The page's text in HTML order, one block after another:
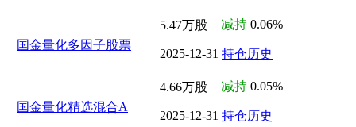
国金量化多因子股票
5.47万股
2025-12-31
减持 0.06%
持仓历史
国金量化精选混合A
4.66万股
2025-12-31
减持 0.05%
持仓历史